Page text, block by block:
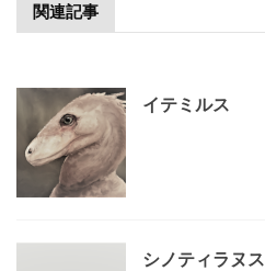
関連記事
イテミルス
シノティラヌス